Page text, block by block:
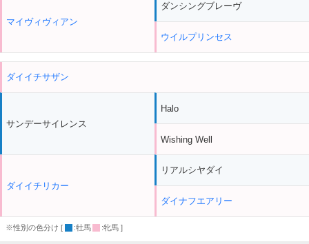
マイヴィヴィアン
ダンシングブレーヴ
ウイルプリンセス
ダイイチサザン
サンデーサイレンス
ダイイチリカー
Halo
Wishing Well
リアルシヤダイ
ダイナフエアリー
※性別の色分け [ :牡馬 :牝馬 ]